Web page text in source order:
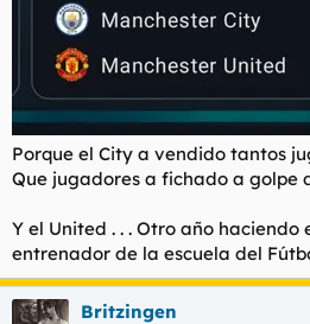
Porque el City a vendido tantos
Que jugadores a fichado a golpe
Y el United . . . Otro año haciendo
entrenador de la escuela del
Britzingen